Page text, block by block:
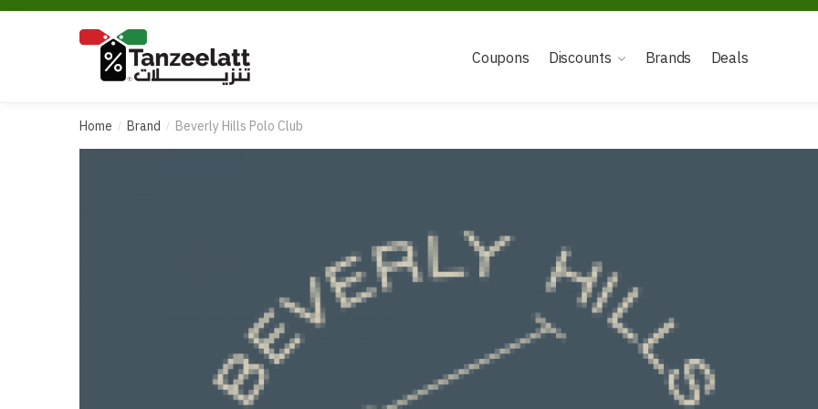
Coupons Discounts Brands Deals
Home / Brand / Beverly Hills Polo Club